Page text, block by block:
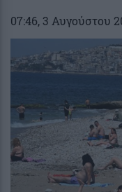
07:46, 3 Αυγούστου